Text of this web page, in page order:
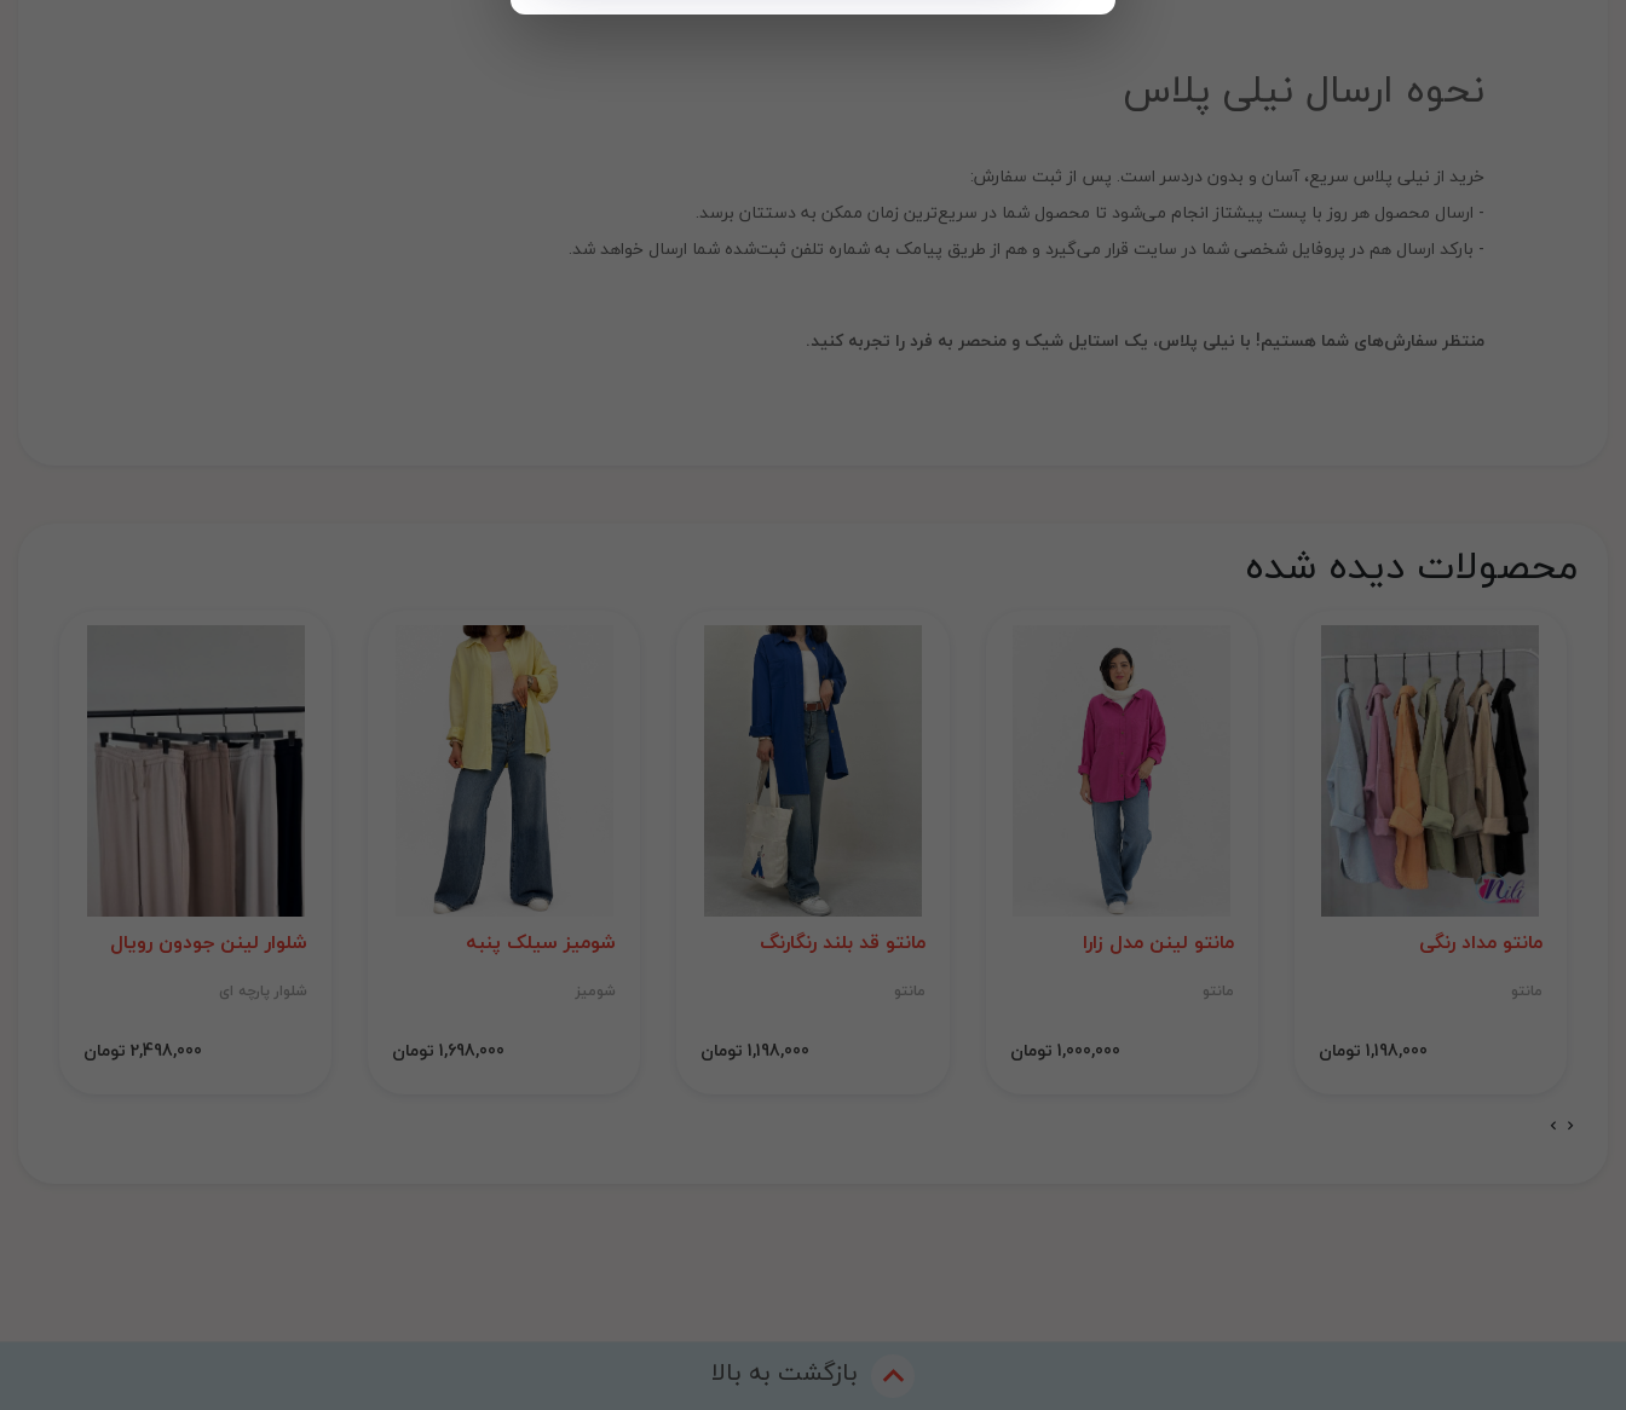
نحوه ارسال نیلی پلاس
خرید از نیلی پلاس سریع، آسان و بدون دردسر است. پس از ثبت سفارش:
- ارسال محصول هر روز با پست پیشتاز انجام می‌شود تا محصول شما در سریع‌ترین زمان ممکن به دستتان برسد.
- بارکد ارسال هم در پروفایل شخصی شما در سایت قرار می‌گیرد و هم از طریق پیامک به شماره تلفن ثبت‌شده شما ارسال خواهد شد.
منتظر سفارش‌های شما هستیم! با نیلی پلاس، یک استایل شیک و منحصر به فرد را تجربه کنید.
محصولات دیده شده
مانتو مداد رنگی
مانتو
1,198,000 تومان
مانتو لینن مدل زارا
مانتو
1,000,000 تومان
مانتو قد بلند رنگارنگ
مانتو
1,198,000 تومان
شومیز سیلک پنبه
شومیز
1,698,000 تومان
شلوار لینن جودون رویال
شلوار پارچه ای
2,498,000 تومان
بازگشت به بالا